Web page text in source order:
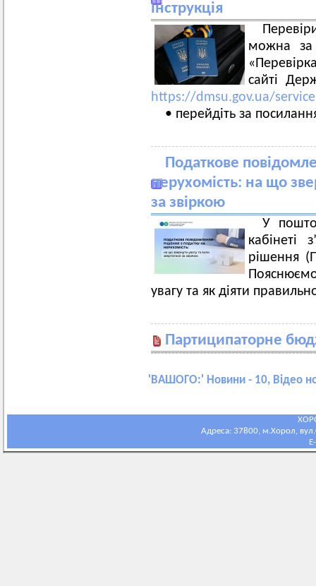
інструкція
можна за
сайті
https://dmsu.gov.ua/
• перейдіть за
Податкове
нерухомість: на що
за звіркою
У
кабінеті
рішення
увагу та як діяти
Партиципаторне
' ВАШОГО:' Новини - 10, Відео
Адреса: 37800, м.Хорол,